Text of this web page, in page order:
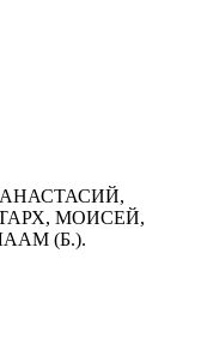
АНАСТАСИЙ,
МОИСЕЙ,
(Б.).